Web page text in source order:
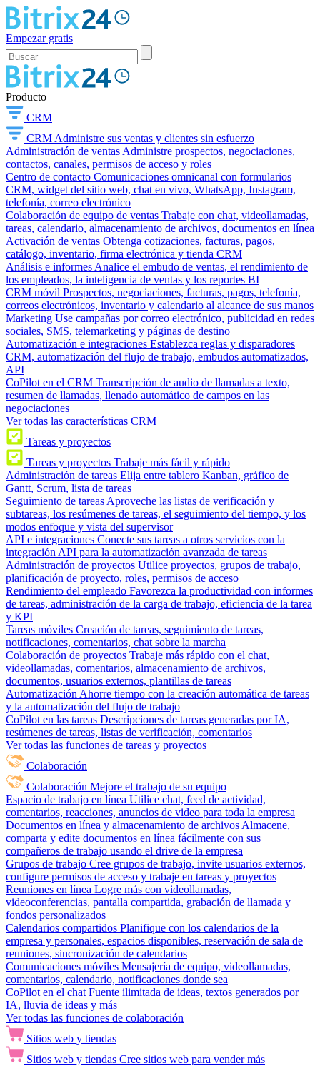
Empezar gratis
Producto
CRM
CRM Administre sus ventas y clientes sin esfuerzo
Administración de ventas Administre prospectos, negociaciones,
contactos, canales, permisos de acceso y roles
Centro de contacto Comunicaciones omnicanal con formularios
CRM, widget del sitio web, chat en vivo, WhatsApp, Instagram,
telefonía, correo electrónico
Colaboración de equipo de ventas Trabaje con chat, videollamadas,
tareas, calendario, almacenamiento de archivos, documentos en línea
Activación de ventas Obtenga cotizaciones, facturas, pagos,
catálogo, inventario, firma electrónica y tienda CRM
Análisis e informes Analice el embudo de ventas, el rendimiento de
los empleados, la inteligencia de ventas y los reportes BI
CRM móvil Prospectos, negociaciones, facturas, pagos, telefonía,
correos electrónicos, inventario y calendario al alcance de sus manos
Marketing Use campañas por correo electrónico, publicidad en redes
sociales, SMS, telemarketing y páginas de destino
Automatización e integraciones Establezca reglas y disparadores
CRM, automatización del flujo de trabajo, embudos automatizados,
API
CoPilot en el CRM Transcripción de audio de llamadas a texto,
resumen de llamadas, llenado automático de campos en las
negociaciones
Ver todas las características CRM
Tareas y proyectos
Tareas y proyectos Trabaje más fácil y rápido
Administración de tareas Elija entre tablero Kanban, gráfico de
Gantt, Scrum, lista de tareas
Seguimiento de tareas Aproveche las listas de verificación y
subtareas, los resúmenes de tareas, el seguimiento del tiempo, y los
modos enfoque y vista del supervisor
API e integraciones Conecte sus tareas a otros servicios con la
integración API para la automatización avanzada de tareas
Administración de proyectos Utilice proyectos, grupos de trabajo,
planificación de proyecto, roles, permisos de acceso
Rendimiento del empleado Favorezca la productividad con informes
de tareas, administración de la carga de trabajo, eficiencia de la tarea
y KPI
Tareas móviles Creación de tareas, seguimiento de tareas,
notificaciones, comentarios, chat sobre la marcha
Colaboración de proyectos Trabaje más rápido con el chat,
videollamadas, comentarios, almacenamiento de archivos,
documentos, usuarios externos, plantillas de tareas
Automatización Ahorre tiempo con la creación automática de tareas
y la automatización del flujo de trabajo
CoPilot en las tareas Descripciones de tareas generadas por IA,
resúmenes de tareas, listas de verificación, comentarios
Ver todas las funciones de tareas y proyectos
Colaboración
Colaboración Mejore el trabajo de su equipo
Espacio de trabajo en línea Utilice chat, feed de actividad,
comentarios, reacciones, anuncios de video para toda la empresa
Documentos en línea y almacenamiento de archivos Almacene,
comparta y edite documentos en línea fácilmente con sus
compañeros de trabajo usando el drive de la empresa
Grupos de trabajo Cree grupos de trabajo, invite usuarios externos,
configure permisos de acceso y trabaje en tareas y proyectos
Reuniones en línea Logre más con videollamadas,
videoconferencias, pantalla compartida, grabación de llamada y
fondos personalizados
Calendarios compartidos Planifique con los calendarios de la
empresa y personales, espacios disponibles, reservación de sala de
reuniones, sincronización de calendarios
Comunicaciones móviles Mensajería de equipo, videollamadas,
comentarios, calendario, notificaciones donde sea
CoPilot en el chat Fuente ilimitada de ideas, textos generados por
IA, lluvia de ideas y más
Ver todas las funciones de colaboración
Sitios web y tiendas
Sitios web y tiendas Cree sitios web para vender más